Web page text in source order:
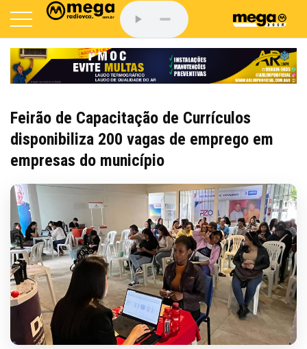
Feirão de Capacitação de Currículos
disponibiliza 200 vagas de emprego em
empresas do município